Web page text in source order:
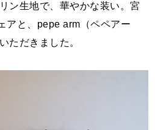
ン生地で、華やかな装い。宮
アと、pepe arm（ペペアー
ただきました。